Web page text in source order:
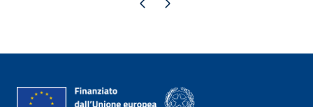
Pagina precedente
Pagina successiva